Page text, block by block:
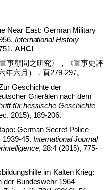
Near East: German Military
International History
AHCI
事顧問之研究〉，《軍事史評
年六月），頁279-297。
Geschichte der
Gnerälen nach dem
für hessische Geschichte
2015), 189-206.
German Secret Police
1939-45. International Journal
, 28:4 (2015), 775-
im Kalten Krieg:
der Bundeswehr 1964-